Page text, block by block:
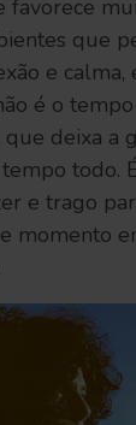
favorece
que
e
é o
deixa a
todo.
e trago
momento